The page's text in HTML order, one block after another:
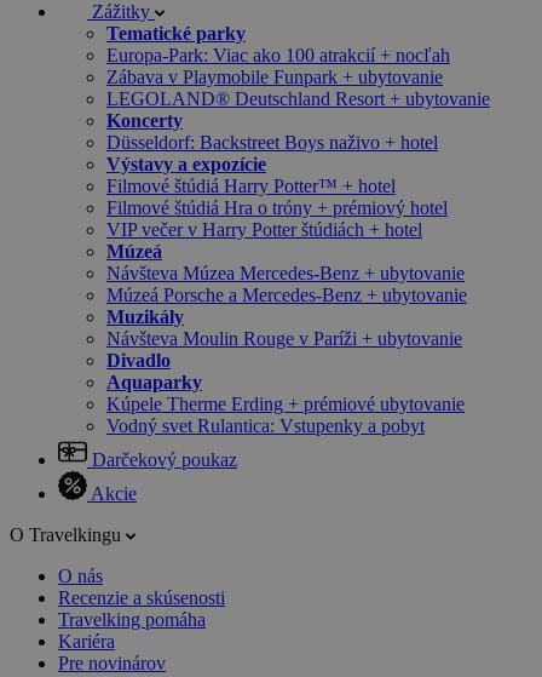
Zážitky
Tematické parky
Europa-Park: Viac ako 100 atrakcií + nocľah
Zábava v Playmobile Funpark + ubytovanie
LEGOLAND® Deutschland Resort + ubytovanie
Koncerty
Düsseldorf: Backstreet Boys naživo + hotel
Výstavy a expozície
Filmové štúdiá Harry Potter™ + hotel
Filmové štúdiá Hra o tróny + prémiový hotel
VIP večer v Harry Potter štúdiách + hotel
Múzeá
Návšteva Múzea Mercedes-Benz + ubytovanie
Múzeá Porsche a Mercedes-Benz + ubytovanie
Muzikály
Návšteva Moulin Rouge v Paríži + ubytovanie
Divadlo
Aquaparky
Kúpele Therme Erding + prémiové ubytovanie
Vodný svet Rulantica: Vstupenky a pobyt
Darčekový poukaz
Akcie
O Travelkingu
O nás
Recenzie a skúsenosti
Travelking pomáha
Kariéra
Pre novinárov